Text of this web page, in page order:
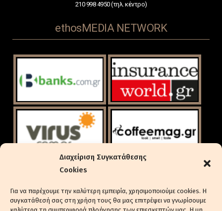
Διαχείριση Συγκατάθεσης
Cookies
Για να παρέχουμε την καλύτερη εμπειρία, χρησιμοποιούμε cookies. Η
συγκατάθεσή σας στη χρήση τους θα μας επιτρέψει να γνωρίσουμε
210 998 4950 (τηλ. κέντρο)
ethosMEDIA NETWORK